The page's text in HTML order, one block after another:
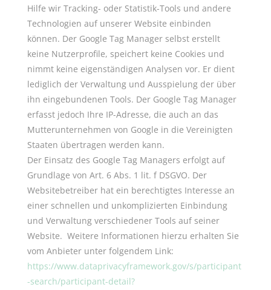
Hilfe wir Tracking- oder Statistik-Tools und andere
Technologien auf unserer Website einbinden
können. Der Google Tag Manager selbst erstellt
keine Nutzerprofile, speichert keine Cookies und
nimmt keine eigenständigen Analysen vor. Er dient
lediglich der Verwaltung und Ausspielung der über
ihn eingebundenen Tools. Der Google Tag Manager
erfasst jedoch Ihre IP-Adresse, die auch an das
Mutterunternehmen von Google in die Vereinigten
Staaten übertragen werden kann.
Der Einsatz des Google Tag Managers erfolgt auf
Grundlage von Art. 6 Abs. 1 lit. f DSGVO. Der
Websitebetreiber hat ein berechtigtes Interesse an
einer schnellen und unkomplizierten Einbindung
und Verwaltung verschiedener Tools auf seiner
Website. Weitere Informationen hierzu erhalten Sie
vom Anbieter unter folgendem Link:
https://www.dataprivacyframework.gov/s/participant
-search/participant-detail?